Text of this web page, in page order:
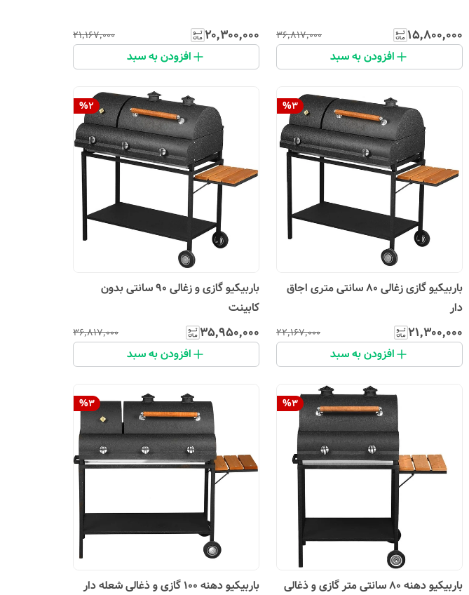
۱۵٬۸۰۰٬۰۰۰ ۳۶٬۸۱۷٬۰۰۰
افزودن به سبد
۲۰٬۳۰۰٬۰۰۰ ۲۱٬۱۶۷٬۰۰۰
افزودن به سبد
%3
باربیکیو گازی زغالی 80 سانتی متری اجاق
دار
۲۱٬۳۰۰٬۰۰۰ ۲۲٬۱۶۷٬۰۰۰
افزودن به سبد
%2
باربیکیو گازی و زغالی 90 سانتی بدون
کابینت
۳۵٬۹۵۰٬۰۰۰ ۳۶٬۸۱۷٬۰۰۰
افزودن به سبد
%3
باربیکیو دهنه 80 سانتی متر گازی و ذغالی
%3
باربیکیو دهنه 100 گازی و ذغالی شعله دار